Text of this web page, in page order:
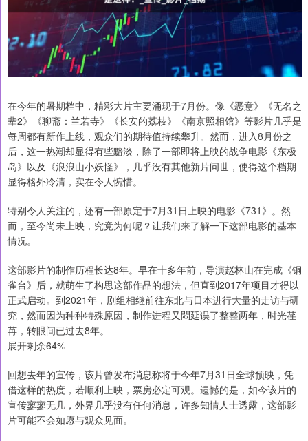
在今年的暑期档中，精彩大片主要涌现于7月份。像《恶意》《无名之
辈2》《聊斋：兰若寺》《长安的荔枝》《南京照相馆》等影片几乎是
每周都有新作上线，观众们的期待值持续攀升。然而，进入8月份之
后，这一热潮却显得有些黯淡，除了一部即将上映的战争电影《东极
岛》以及《浪浪山小妖怪》，几乎没有其他新片问世，使得这个档期
显得格外冷清，实在令人惋惜。
特别令人关注的，还有一部原定于7月31日上映的电影《731》。然
而，至今尚未上映，究竟为何呢？让我们来了解一下这部电影的基本
情况。
这部影片的制作历程长达8年。早在十多年前，导演赵林山在完成《铜
雀台》后，就萌生了构思这部作品的想法，但直到2017年项目才得以
正式启动。到2021年，剧组相继前往东北与日本进行大量的走访与研
究，然而因为种种特殊原因，制作进程又悶延误了整整两年，时光荏
苒，转眼间已过去8年。
展开剩余64%
回想去年的宣传，该片曾发布消息称将于今年7月31日全球预映，凭
借这样的热度，若顺利上映，票房必定可观。遗憾的是，如今该片的
宣传寥寥无几，外界几乎没有任何消息，许多知情人士透露，这部影
片可能不会如愿与观众见面。